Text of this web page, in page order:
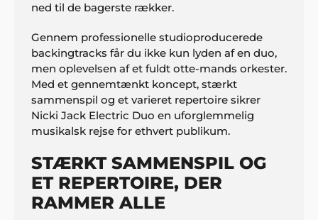
ned til de bagerste rækker.
Gennem professionelle studioproducerede
backingtracks får du ikke kun lyden af en duo,
men oplevelsen af et fuldt otte-mands orkester.
Med et gennemtænkt koncept, stærkt
sammenspil og et varieret repertoire sikrer
Nicki Jack Electric Duo en uforglemmelig
musikalsk rejse for ethvert publikum.
STÆRKT SAMMENSPIL OG
ET REPERTOIRE, DER
RAMMER ALLE